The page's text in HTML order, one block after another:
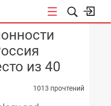
КОНФЕРЕНЦИИ
из 40
1013 прочтений